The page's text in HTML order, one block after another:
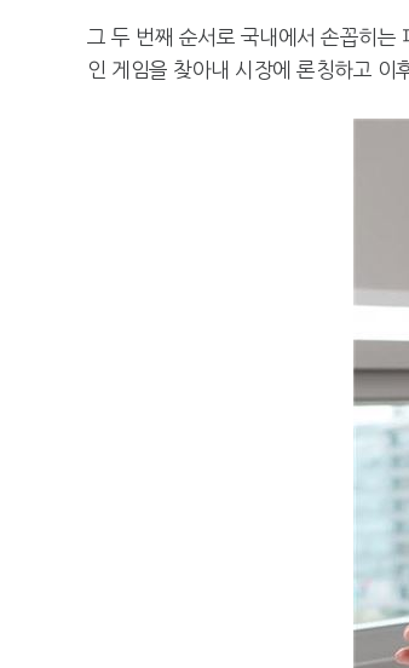
그 두 번째 순서로 국내에서 손꼽히는
인 게임을 찾아내 시장에 론칭하고 이